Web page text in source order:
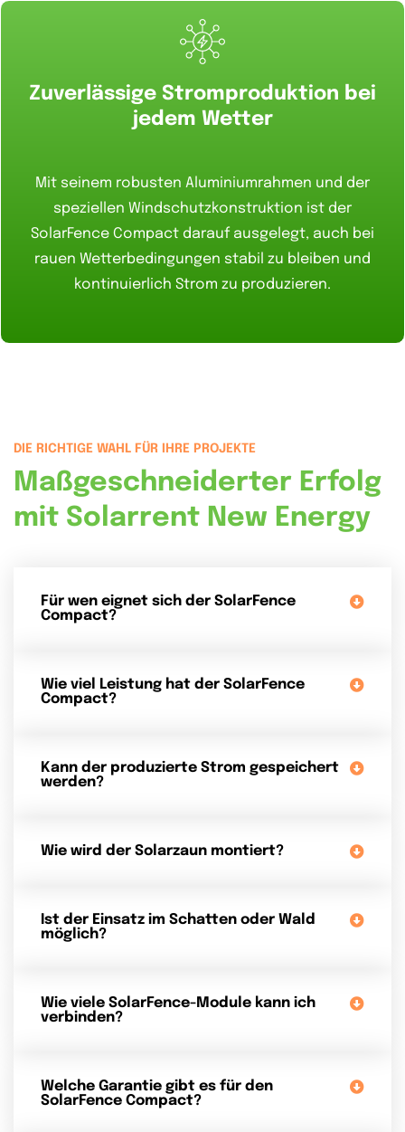
Zuverlässige Stromproduktion bei
jedem Wetter
Mit seinem robusten Aluminiumrahmen und der
speziellen Windschutzkonstruktion ist der
SolarFence Compact darauf ausgelegt, auch bei
rauen Wetterbedingungen stabil zu bleiben und
kontinuierlich Strom zu produzieren.
DIE RICHTIGE WAHL FÜR IHRE PROJEKTE
Maßgeschneiderter Erfolg
mit Solarrent New Energy
Für wen eignet sich der SolarFence
Compact?
Wie viel Leistung hat der SolarFence
Compact?
Kann der produzierte Strom gespeichert
werden?
Wie wird der Solarzaun montiert?
Ist der Einsatz im Schatten oder Wald
möglich?
Wie viele SolarFence-Module kann ich
verbinden?
Welche Garantie gibt es für den
SolarFence Compact?